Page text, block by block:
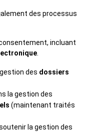
des processus
incluant
.
des dossiers
la gestion des
(maintenant traités
la gestion des